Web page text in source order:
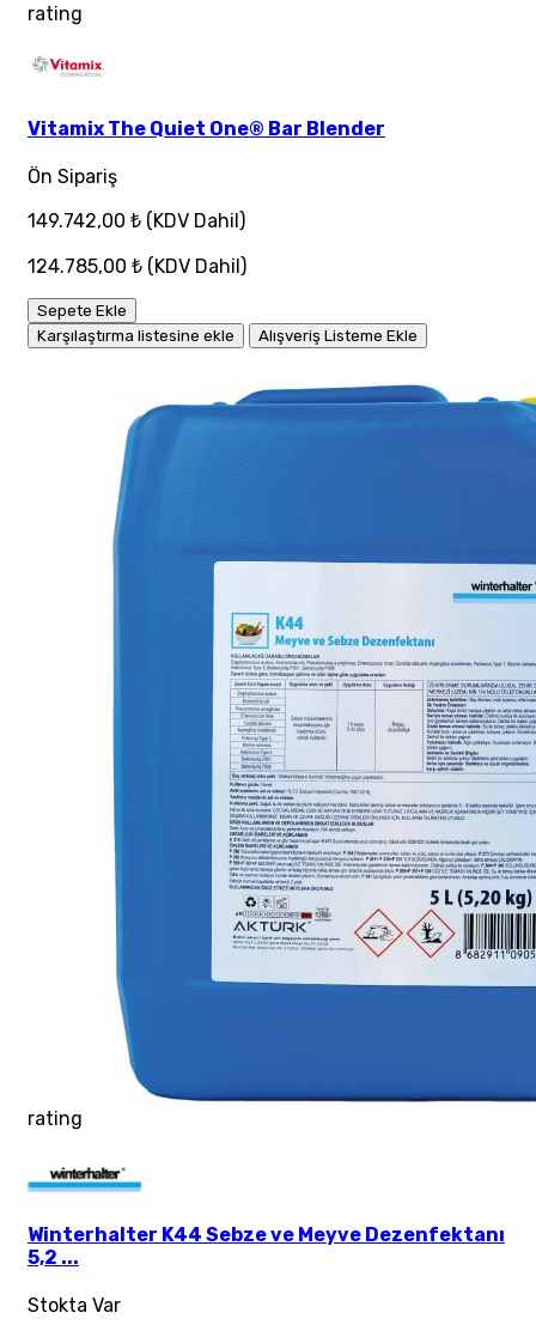
rating
Vitamix The Quiet One® Bar Blender
Ön Sipariş
149.742,00 ₺ (KDV Dahil)
124.785,00 ₺ (KDV Dahil)
Sepete Ekle
Karşılaştırma listesine ekle
Alışveriş Listeme Ekle
rating
Winterhalter K44 Sebze ve Meyve Dezenfektanı
5,2 ...
Stokta Var